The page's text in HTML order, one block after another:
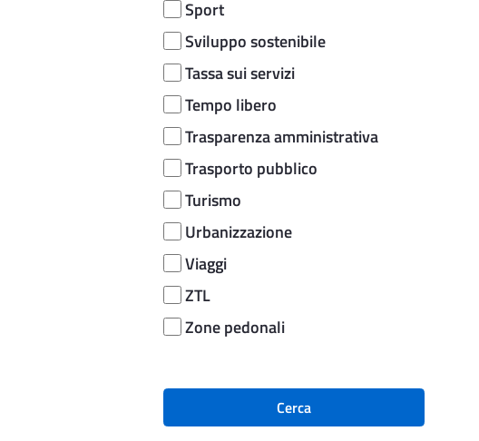
Sport
Sviluppo sostenibile
Tassa sui servizi
Tempo libero
Trasparenza amministrativa
Trasporto pubblico
Turismo
Urbanizzazione
Viaggi
ZTL
Zone pedonali
Cerca